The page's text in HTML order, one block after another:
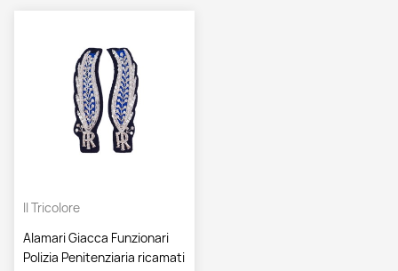
Il Tricolore
Alamari Giacca Funzionari
Polizia Penitenziaria ricamati